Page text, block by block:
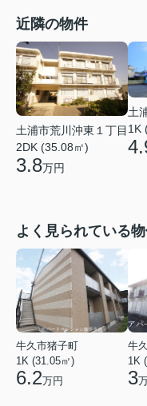
近隣の物件
土浦市荒川沖東１丁目
2DK (35.08㎡)
3.8万円
土
1K
よく見られている
牛久市猪子町
1K (31.05㎡)
6.2万円
牛
1K
3